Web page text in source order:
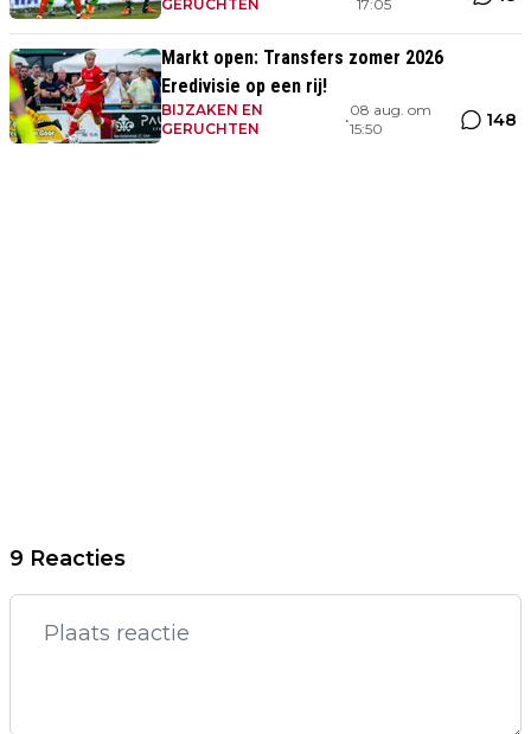
GERUCHTEN
17:05
Markt open: Transfers zomer 2026
Eredivisie op een rij!
BIJZAKEN EN
GERUCHTEN
•
08 aug. om
15:50
148
9 Reacties